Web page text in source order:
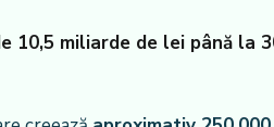
10,5 miliarde de lei până